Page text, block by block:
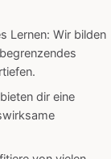
Lernen: Wir bilden
dir eine